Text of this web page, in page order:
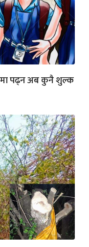
पढ्न अब कुनै शुल्क